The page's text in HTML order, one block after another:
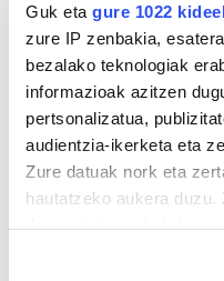
Guk eta gure 1022
zure IP zenbakia,
bezalako teknologiak
informazioak azitzen
pertsonalizatua,
audientzia-ikerketa eta
Zure datuak nork eta
hautatzeko aukera duzu.